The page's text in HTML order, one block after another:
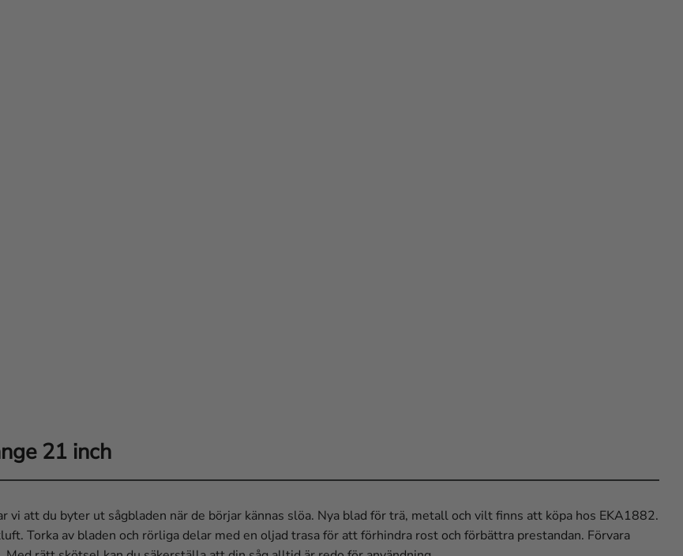
21 inch
vi att du byter ut sågbladen när de börjar kännas slöa. Nya blad för trä, metall och vilt finns att köpa hos EKA1882.
Torka av bladen och rörliga delar med en oljad trasa för att förhindra rost och förbättra prestandan. Förvara